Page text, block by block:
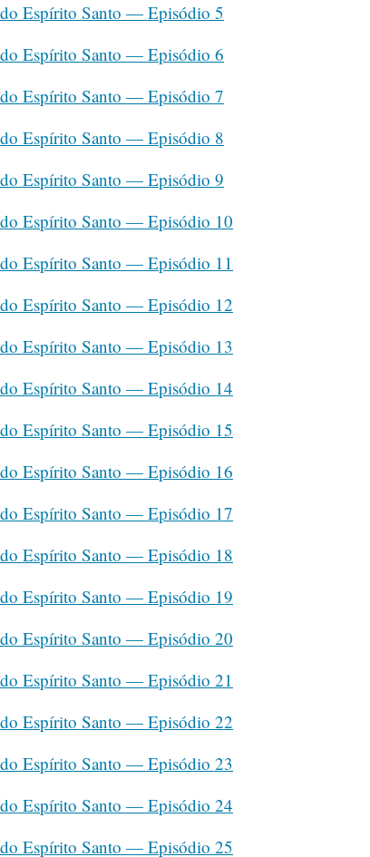
Espírito Santo — Episódio 5
Espírito Santo — Episódio 6
Espírito Santo — Episódio 7
Espírito Santo — Episódio 8
Espírito Santo — Episódio 9
Espírito Santo — Episódio 10
Espírito Santo — Episódio 11
Espírito Santo — Episódio 12
Espírito Santo — Episódio 13
Espírito Santo — Episódio 14
Espírito Santo — Episódio 15
Espírito Santo — Episódio 16
Espírito Santo — Episódio 17
Espírito Santo — Episódio 18
Espírito Santo — Episódio 19
Espírito Santo — Episódio 20
Espírito Santo — Episódio 21
Espírito Santo — Episódio 22
Espírito Santo — Episódio 23
Espírito Santo — Episódio 24
Espírito Santo — Episódio 25